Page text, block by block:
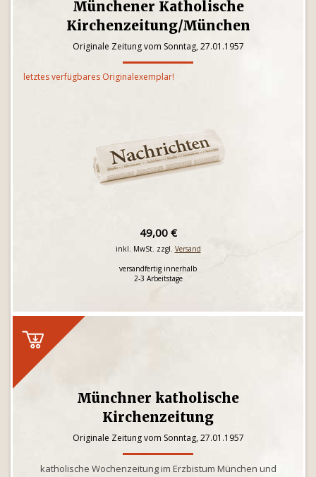
Münchener Katholische
Kirchenzeitung/München
Originale Zeitung vom Sonntag, 27.01.1957
letztes verfügbares Originalexemplar!
49,00 €
inkl. MwSt. zzgl. Versand
versandfertig innerhalb
2-3 Arbeitstage
Münchner katholische
Kirchenzeitung
Originale Zeitung vom Sonntag, 27.01.1957
katholische Wochenzeitung im Erzbistum München und